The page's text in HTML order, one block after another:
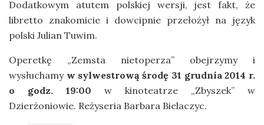
Dodatkowym atutem polskiej wersji, jest fakt, że
libretto znakomicie i dowcipnie przełożył na język
polski Julian Tuwim.
Operetkę „Zemsta nietoperza” obejrzymy i
wysłuchamy w sylwestrową środę 31 grudnia 2014 r.
o godz. 19:00 w kinoteatrze „Zbyszek” w
Dzierżoniowie. Reżyseria Barbara Bielaczyc.